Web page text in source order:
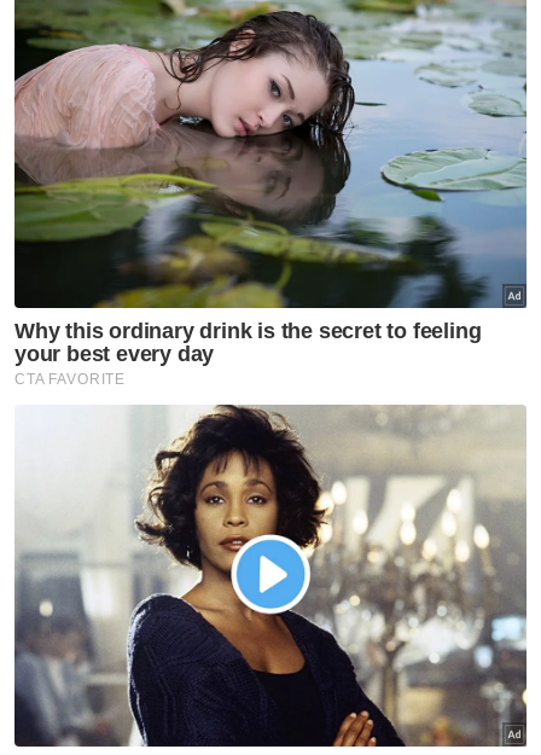
Rafizi mengakui kelantangannya menegur
kumpulan itu mengundang kritikan, namun
menegaskan tindakannya demi
menyelamatkan parti.
Katanya lagi, pemilihan kali ini menjadi
tumpuan kerana ia adalah penggal terakhir
Datuk Seri Anwar Ibrahim menerajui PKR
sebagai Presiden.
“Jadi ada yang tak boleh bayangkan selepas
ini Anwar bukan Presiden. Kalau Rafizi tak
dihalang sekarang, mungkin saya akan jadi
Presiden... dan mereka tak mahu itu berlaku,”
katanya.
Muat turun aplikasi Sinar Harian.Klik di sini!